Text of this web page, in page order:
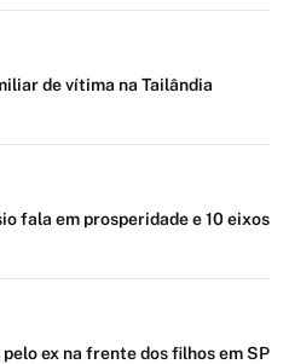
de vítima na Tailândia
fala em prosperidade e 10 eixos
ex na frente dos filhos em SP